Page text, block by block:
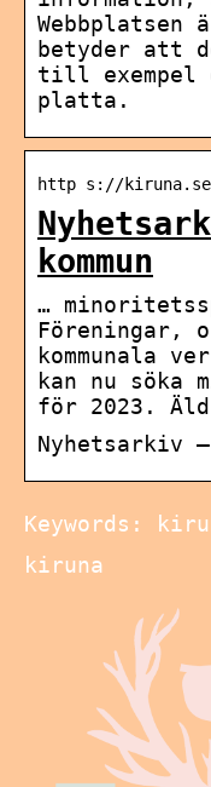
betyder att
till
platta.
http s://
kommun
…
Föreningar,
kommunala
kan nu söka
för 2023.
Nyhetsarkiv
Keywords:
kiruna